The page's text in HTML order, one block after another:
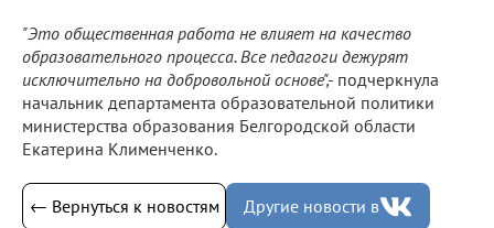
"Это общественная работа не влияет на качество
образовательного процесса. Все педагоги дежурят
исключительно на добровольной основе",- подчеркнула
начальник департамента образовательной политики
министерства образования Белгородской области
Екатерина Клименченко.
← Вернуться к новостям Другие новости в